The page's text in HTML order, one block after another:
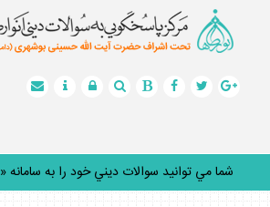
شما مي توانيد سوالات ديني خود را به سامانه «30001939» پ